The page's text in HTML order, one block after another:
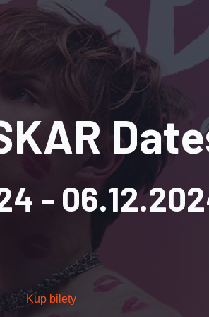
-
Kup bilety